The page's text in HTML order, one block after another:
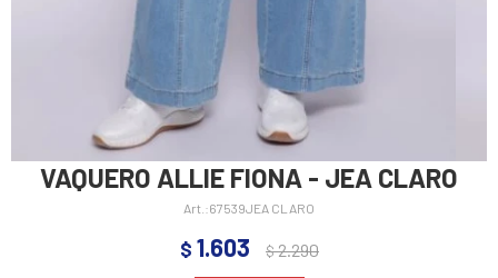
VAQUERO ALLIE FIONA - JEA CLARO
67539JEA CLARO
$ 1.603 $2.290